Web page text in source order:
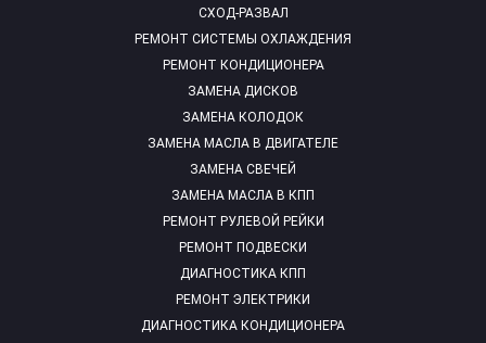
СХОД-РАЗВАЛ
РЕМОНТ СИСТЕМЫ ОХЛАЖДЕНИЯ
РЕМОНТ КОНДИЦИОНЕРА
ЗАМЕНА ДИСКОВ
ЗАМЕНА КОЛОДОК
ЗАМЕНА МАСЛА В ДВИГАТЕЛЕ
ЗАМЕНА СВЕЧЕЙ
ЗАМЕНА МАСЛА В КПП
РЕМОНТ РУЛЕВОЙ РЕЙКИ
РЕМОНТ ПОДВЕСКИ
ДИАГНОСТИКА КПП
РЕМОНТ ЭЛЕКТРИКИ
ДИАГНОСТИКА КОНДИЦИОНЕРА